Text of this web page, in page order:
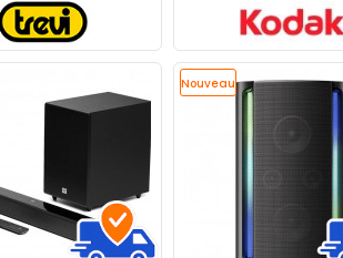
Nouveau